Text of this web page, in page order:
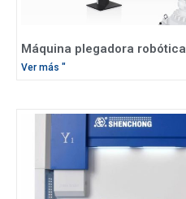
Máquina plegadora robótica
Ver más "